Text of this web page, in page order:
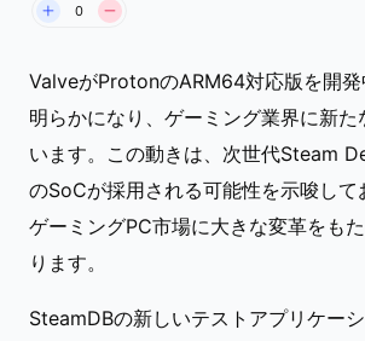
0
ValveがProtonのARM64対応版を開
明らかになり、ゲーミング業界に新た
います。この動きは、次世代Steam
のSoCが採用される可能性を示唆して
ゲーミングPC市場に大きな変革をも
ります。
SteamDBの新しいテストアプリケーシ